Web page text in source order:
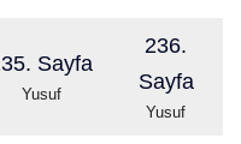
Sayfa
Yusuf
236.
Sayfa
Yusuf